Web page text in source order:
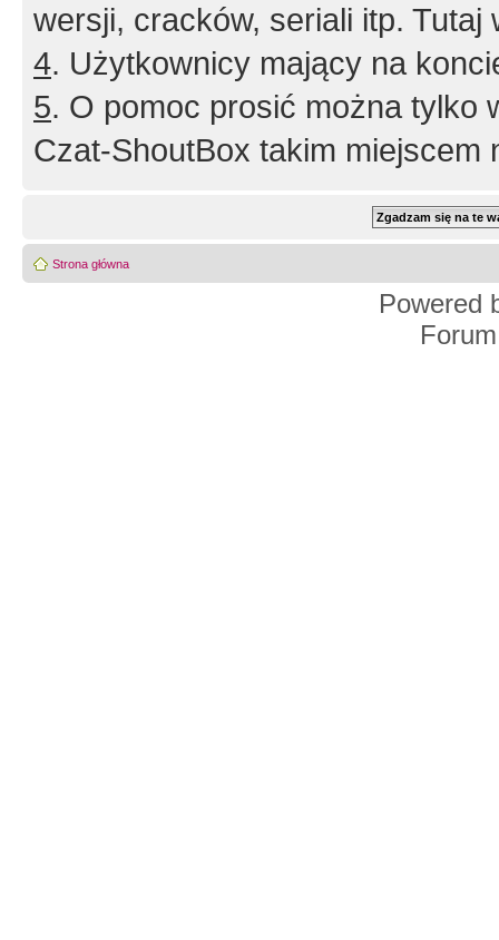
wersji, cracków, seriali itp. Tutaj
4. Użytkownicy mający na
5. O pomoc prosić można tylko
Czat-ShoutBox takim miejscem
Strona główna
Powered